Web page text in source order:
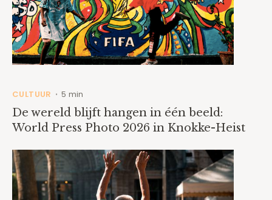
CULTUUR • 5 min
De wereld blijft hangen in één beeld:
World Press Photo 2026 in Knokke-Heist